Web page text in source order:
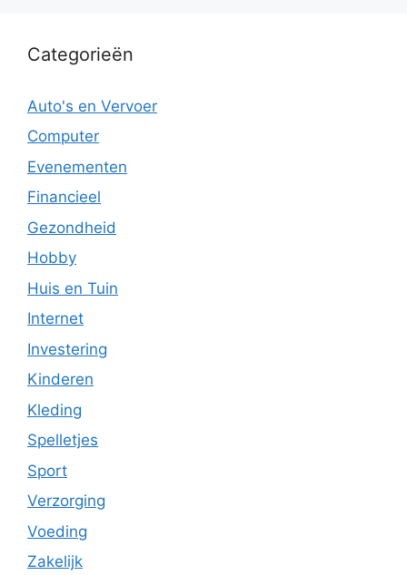
Categorieën
Auto's en Vervoer
Computer
Evenementen
Financieel
Gezondheid
Hobby
Huis en Tuin
Internet
Investering
Kinderen
Kleding
Spelletjes
Sport
Verzorging
Voeding
Zakelijk